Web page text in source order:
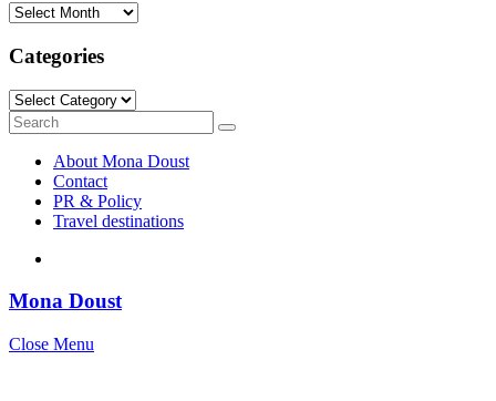
Archives
Categories
Categories
Search
for:
Search
About Mona Doust
Contact
PR & Policy
Travel destinations
Mona Doust
Close Menu